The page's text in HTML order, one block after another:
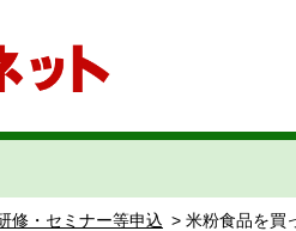
修・セミナー等申込 > 米粉食品を買